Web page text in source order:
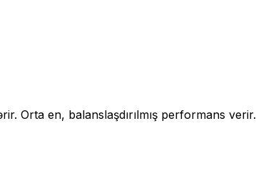
Orta en, balanslaşdırılmış performans verir.